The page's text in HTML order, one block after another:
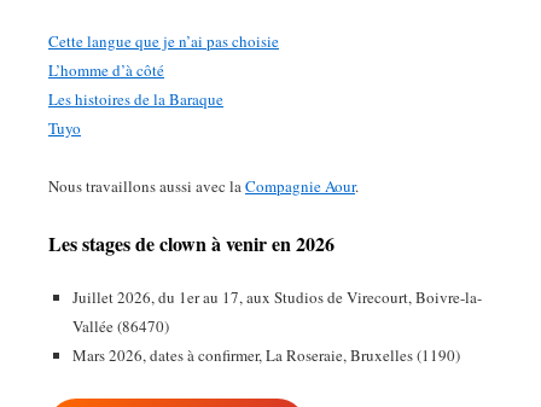
Cette langue que je n’ai pas choisie
L’homme d’à côté
Les histoires de la Baraque
Tuyo
Nous travaillons aussi avec laCompagnie Aour.
Les stages de clown à venir en 2026
Juillet 2026, du 1er au 17, aux Studios de Virecourt, Boivre-la-
Vallée (86470)
Mars 2026, dates à confirmer, La Roseraie, Bruxelles (1190)